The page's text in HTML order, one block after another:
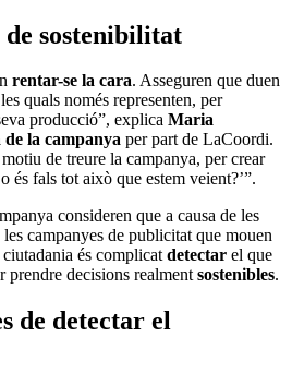
sostenibilitat
rentar-se la cara. Asseguren que duen
quals només representen, per
producció”, explica Maria
la campanya per part de LaCoordi.
de treure la campanya, per crear
és fals tot això que estem veient?’”.
consideren que a causa de les
les campanyes de publicitat que mouen
ciutadania és complicatdetectar el que
prendre decisions realmentsostenibles.
de detectar el